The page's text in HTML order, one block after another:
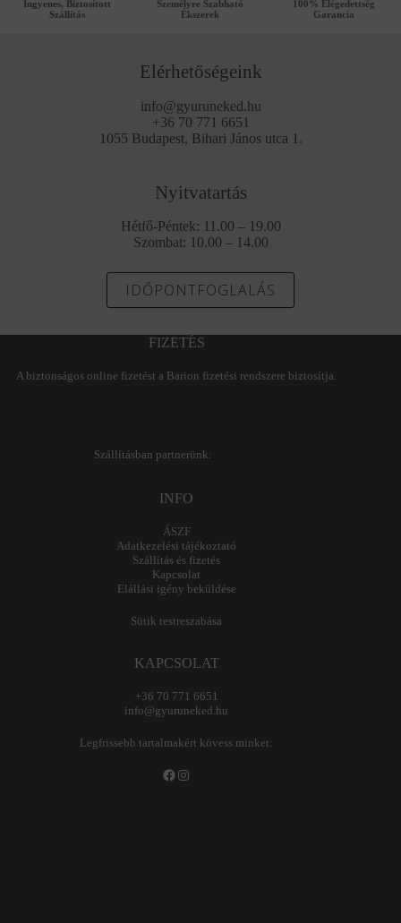
Ingyenes, Biztosított
Szállítás
Személyre Szabható
Ékszerek
100% Elégedettség
Garancia
Elérhetőségeink
info@gyuruneked.hu
+36 70 771 6651
1055 Budapest, Bihari János utca 1.
Nyitvatartás
Hétfő-Péntek: 11.00 – 19.00
Szombat: 10.00 – 14.00
IDŐPONTFOGLALÁS
FIZETÉS
A biztonságos online fizetést a Barion fizetési rendszere biztosítja.
Szállításban partnerünk:
INFO
ÁSZF
Adatkezelési tájékoztató
Szállítás és fizetés
Kapcsolat
Elállási igény beküldése
Sütik testreszabása
KAPCSOLAT
+36 70 771 6651
info@gyuruneked.hu
Legfrissebb tartalmakért kövess minket:
Facebook
Instagram